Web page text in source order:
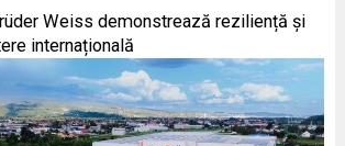
Weiss demonstrează reziliență și
internațională